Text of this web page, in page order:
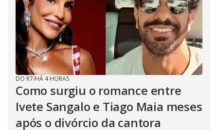
DO R7/HÁ 4 HORAS
Como surgiu o romance entre
Ivete Sangalo e Tiago Maia meses
após o divórcio da cantora